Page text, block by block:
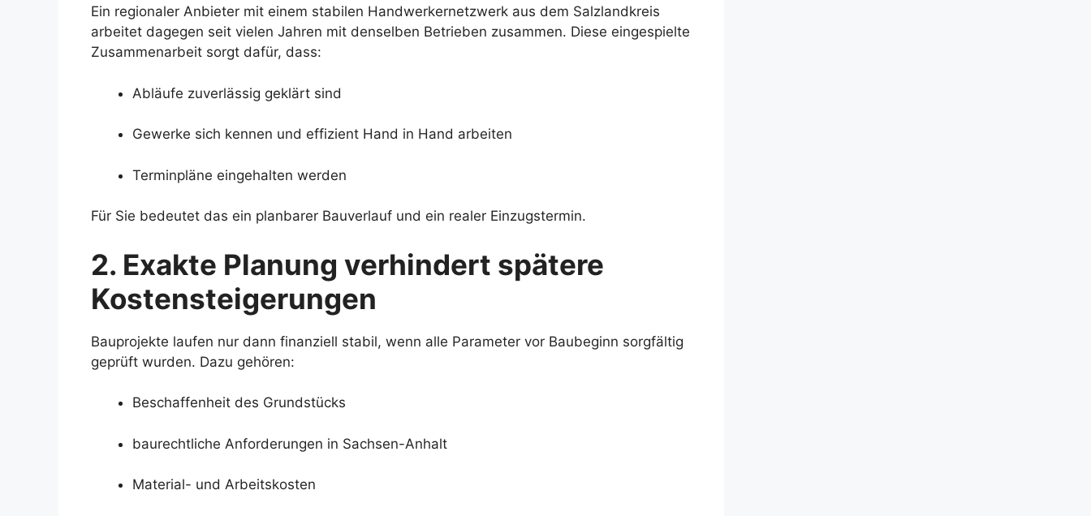
Ein regionaler Anbieter mit einem stabilen Handwerkernetzwerk aus dem Salzlandkreis
arbeitet dagegen seit vielen Jahren mit denselben Betrieben zusammen. Diese eingespielte
Zusammenarbeit sorgt dafür, dass:
Abläufe zuverlässig geklärt sind
Gewerke sich kennen und effizient Hand in Hand arbeiten
Terminpläne eingehalten werden
Für Sie bedeutet das ein planbarer Bauverlauf und ein realer Einzugstermin.
2. Exakte Planung verhindert spätere
Kostensteigerungen
Bauprojekte laufen nur dann finanziell stabil, wenn alle Parameter vor Baubeginn sorgfältig
geprüft wurden. Dazu gehören:
Beschaffenheit des Grundstücks
baurechtliche Anforderungen in Sachsen-Anhalt
Material- und Arbeitskosten